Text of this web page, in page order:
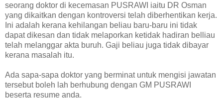
seorang doktor di kecemasan PUSRAWI iaitu DR Osman
yang dikaitkan dengan kontroversi telah diberhentikan kerja.
Ini adalah kerana kehilangan beliau baru-baru ini tidak
dapat dikesan dan tidak melaporkan ketidak hadiran belliau
telah melanggar akta buruh. Gaji beliau juga tidak dibayar
kerana masalah itu.
Ada sapa-sapa doktor yang berminat untuk mengisi jawatan
tersebut boleh lah berhubung dengan GM PUSRAWI
beserta resume anda.